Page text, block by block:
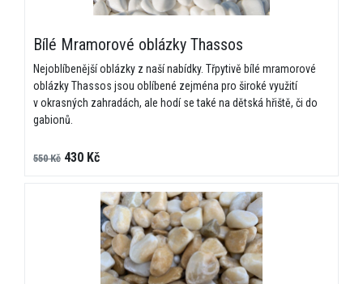
Bílé Mramorové oblázky Thassos
Nejoblíbenější oblázky z naší nabídky. Třpytivě bílé mramorové
oblázky Thassos jsou oblíbené zejména pro široké využití
v okrasných zahradách, ale hodí se také na dětská hřiště, či do
gabionů.
550 Kč 430 Kč